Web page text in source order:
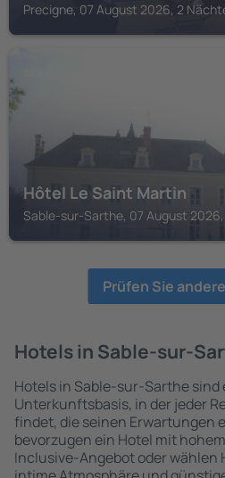
Precigne, 07 August 2026, 2
Hôtel Le Saint Martin
Sable-sur-Sarthe, 07 August
Prüfen Sie
Hotels in Sable-sur-
Hotels in Sable-sur-Sarthe
Unterkunftsbasis, in der jeder
findet, die seinen Erwartungen
bevorzugen ein Hotel mit
Inclusive-Angebot oder wählen